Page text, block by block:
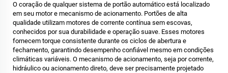
O coração de qualquer sistema de portão automático está localizado
em seu motor e mecanismo de acionamento. Portões de alta
qualidade utilizam motores de corrente contínua sem escovas,
conhecidos por sua durabilidade e operação suave. Esses motores
fornecem torque consistente durante os ciclos de abertura e
fechamento, garantindo desempenho confiável mesmo em condições
climáticas variáveis. O mecanismo de acionamento, seja por corrente,
hidráulico ou acionamento direto, deve ser precisamente projetado